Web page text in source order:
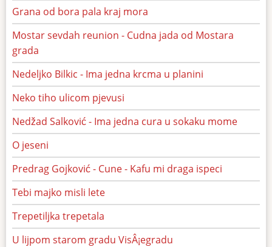
Grana od bora pala kraj mora
Mostar sevdah reunion - Cudna jada od Mostara
grada
Nedeljko Bilkic - Ima jedna krcma u planini
Neko tiho ulicom pjevusi
Nedžad Salković - Ima jedna cura u sokaku mome
O jeseni
Predrag Gojković - Cune - Kafu mi draga ispeci
Tebi majko misli lete
Trepetiljka trepetala
U lijpom starom gradu VisÂ¡egradu